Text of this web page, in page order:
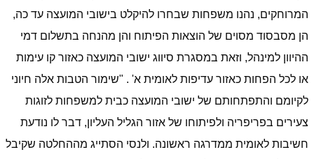
המרוחקים, נהנו משפחות שבחרו להיקלט בישובי המועצה עד כה,
הן מסבסוד מסוים של הוצאות הפיתוח והן מהנחה בתשלום דמי
ההיוון למינהל, וזאת במסגרת סיווג ישובי המועצה כאזור קו עימות
או לכל הפחות כאזור עדיפות לאומית א' . "שימור הטבות אלה חיוני
לקיומם והתפתחותם של ישובי המועצה כבית למשפחות לזוגות
צעירים בפריפריה ולפיתוחו של אזור הגליל העליון, דבר לו נודעת
חשיבות לאומית ממדרגה ראשונה. ולנסי הסתייג מההחלטה שקיבל